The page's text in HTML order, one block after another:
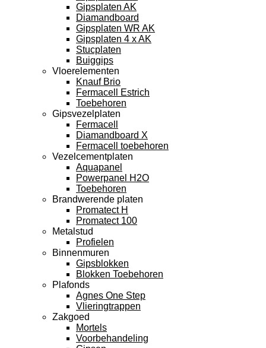
Gipsplaten AK
Diamandboard
Gipsplaten WR AK
Gipsplaten 4 x AK
Stucplaten
Buiggips
Vloerelementen
Knauf Brio
Fermacell Estrich
Toebehoren
Gipsvezelplaten
Fermacell
Diamandboard X
Fermacell toebehoren
Vezelcementplaten
Aquapanel
Powerpanel H2O
Toebehoren
Brandwerende platen
Promatect H
Promatect 100
Metalstud
Profielen
Binnenmuren
Gipsblokken
Blokken Toebehoren
Plafonds
Agnes One Step
Vlieringtrappen
Zakgoed
Mortels
Voorbehandeling